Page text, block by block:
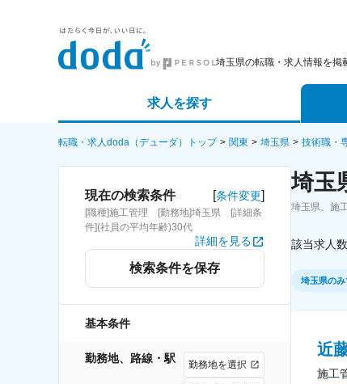
埼玉県の転職・求人情報を掲
求人を探す
詳細条件から探す
求人特集から探す
エー
スカ
転職・求人doda（デューダ）トップ 関東 埼玉県 技術職・
現在の検索条件 [条件変更]
[職種]施工管理 [勤務地]埼玉県 [詳細条
件](社員の平均年齢)30代
詳細を見る
検索条件を保存
基本条件
勤務地、路線・駅 勤務地を選択
埼玉
埼玉県、施
該当求人数
埼玉県のみ
近
施工